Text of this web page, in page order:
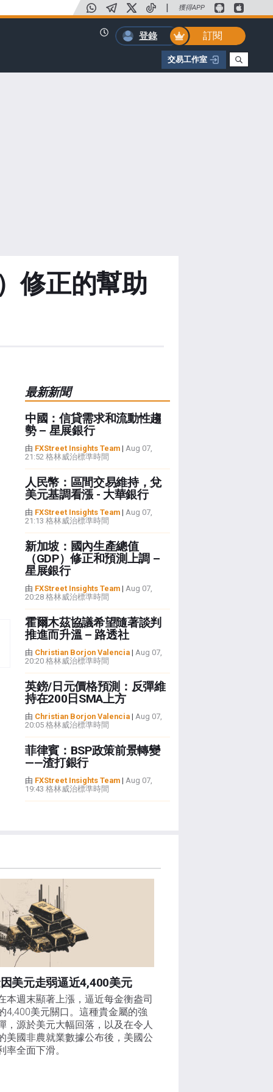
| 獲得APP
登錄 訂閱
交易工作室
修正的幫助
最新新聞
中國：信貸需求和流動性趨
勢 – 星展銀行
由 FXStreet Insights Team| Aug 07,
21:52 格林威治標準時間
人民幣：區間交易維持，兌
美元基調看漲 - 大華銀行
由 FXStreet Insights Team| Aug 07,
21:13 格林威治標準時間
新加坡：國內生產總值
（GDP）修正和預測上調 –
星展銀行
由 FXStreet Insights Team| Aug 07,
20:28 格林威治標準時間
霍爾木茲協議希望隨著談判
推進而升溫 – 路透社
由 Christian Borjon Valencia| Aug 07,
20:20 格林威治標準時間
英鎊/日元價格預測：反彈維
持在200日SMA上方
由 Christian Borjon Valencia| Aug 07,
20:05 格林威治標準時間
菲律賓：BSP政策前景轉變
——渣打銀行
由 FXStreet Insights Team| Aug 07,
19:43 格林威治標準時間
美元走弱逼近4,400美元
本週末顯著上漲，逼近每金衡盎司
4,400美元關口。這種貴金屬的強
，源於美元大幅回落，以及在令人
美國非農就業數據公布後，美國公
率全面下滑。